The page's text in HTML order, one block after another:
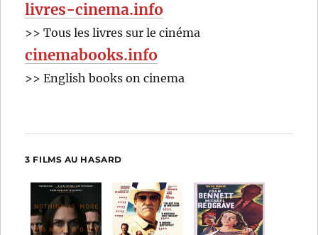
livres-cinema.info
>> Tous les livres sur le cinéma
cinemabooks.info
>> English books on cinema
3 FILMS AU HASARD